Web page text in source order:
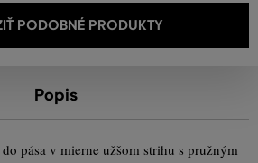
PODOBNÉ PRODUKTY
Popis
pása v mierne užšom strihu s pružným